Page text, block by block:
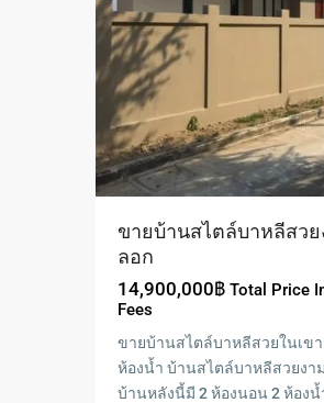
ขายบ้านสไตล์บาหลีสวย
ลอก
14,900,000฿ Total Price
Fees
ขายบ้านสไตล์บาหลีสวยในเข
ห้องน้ำ บ้านสไตล์บาหลีสวยงา
บ้านหลังนี้มี 2 ห้องนอน 2 ห้องน้